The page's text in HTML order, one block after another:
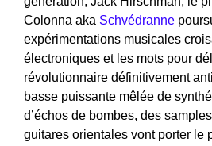
Colonna aka Schvédranne
expérimentations musicales
électroniques et les mots pour
révolutionnaire définitivement
basse puissante mêlée de
d’échos de bombes, des
guitares orientales vont porter le